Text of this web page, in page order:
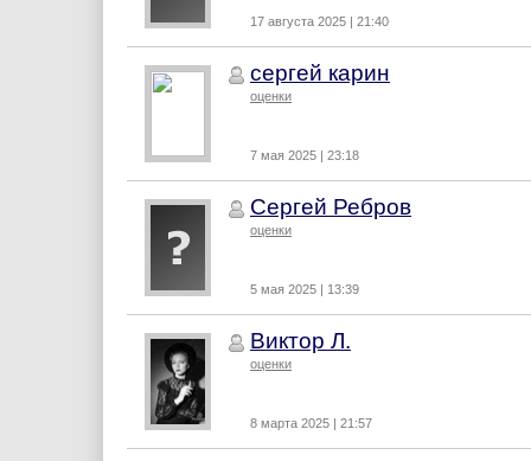
17 августа 2025 | 21:40
сергей карин
оценки
7 мая 2025 | 23:18
Сергей Ребров
оценки
5 мая 2025 | 13:39
Виктор Л.
оценки
8 марта 2025 | 21:57